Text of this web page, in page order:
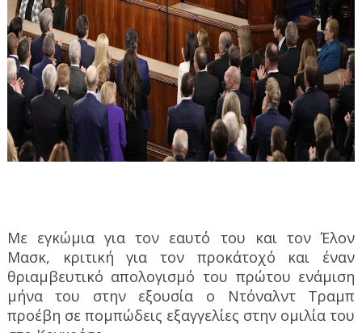
Με εγκώμια για τον εαυτό του και τον Έλον
Μασκ, κριτική για τον προκάτοχό και έναν
θριαμβευτικό απολογισμό του πρώτου ενάμιση
μήνα του στην εξουσία ο Ντόναλντ Τραμπ
προέβη σε πομπώδεις εξαγγελίες στην ομιλία του